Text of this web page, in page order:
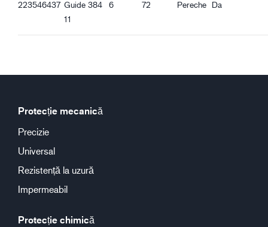
223546437 Guide 384
11
6 72 Pereche Da
Protecție mecanică
Precizie
Universal
Rezistență la uzură
Impermeabil
Protecție chimică